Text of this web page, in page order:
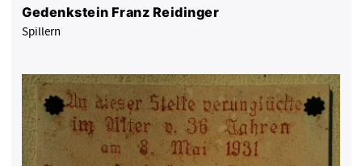
Gedenkstein Franz Reidinger
Spillern